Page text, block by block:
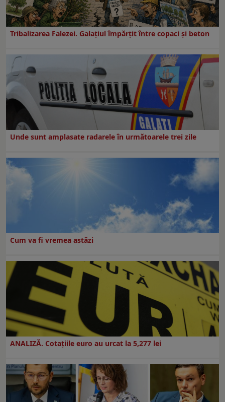
Tribalizarea Falezei. Galațiul împărțit între copaci și beton
Unde sunt amplasate radarele în următoarele trei zile
Cum va fi vremea astăzi
ANALIZĂ. Cotațiile euro au urcat la 5,277 lei